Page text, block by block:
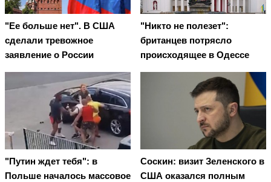
"Ее больше нет". В США
сделали тревожное
заявление о России
"Никто не полезет":
британцев потрясло
происходящее в Одессе
"Путин ждет тебя": в
Польше началось массовое
Соскин: визит Зеленского в
США оказался полным